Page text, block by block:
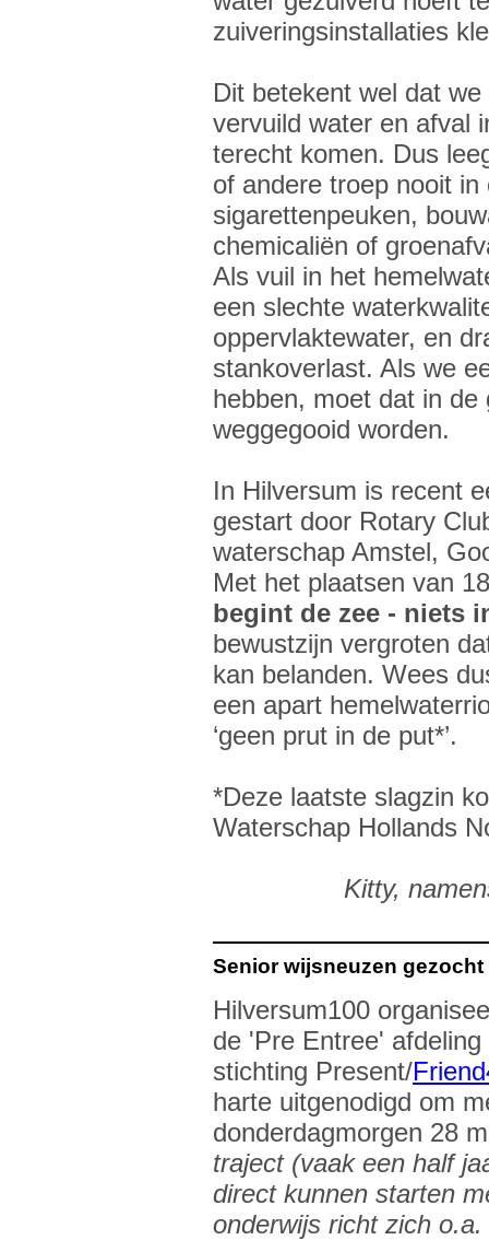
zuiveringsinstallaties
Dit betekent wel dat
vervuild water en afval
terecht komen. Dus
of andere troep nooit
sigarettenpeuken,
chemicaliën of
Als vuil in het
een slechte
oppervlaktewater, en
stankoverlast. Als we
hebben, moet dat in
weggegooid worden.
In Hilversum is recent
gestart door Rotary
waterschap Amstel,
Met het plaatsen van
begint de zee - niets
bewustzijn vergroten
kan belanden. Wees
een apart
‘geen prut in de put*’.
*Deze laatste slagzin
Waterschap Hollands
Kitty,
Senior wijsneuzen
Hilversum100
de 'Pre Entree'
stichting Present/
harte uitgenodigd om
donderdagmorgen 28
traject (vaak een half
direct kunnen starten
onderwijs richt zich